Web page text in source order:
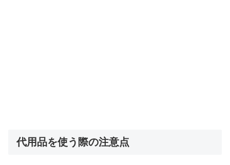
代用品を使う際の注意点